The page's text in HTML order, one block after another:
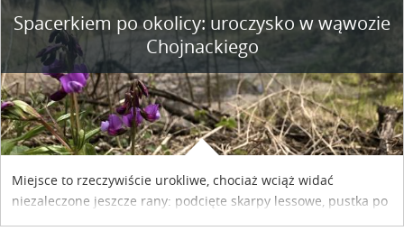
Spacerkiem po okolicy: uroczysko w wąwozie
Chojnackiego
Miejsce to rzeczywiście urokliwe, chociaż wciąż widać
niezaleczone jeszcze rany: podcięte skarpy lessowe, pustka po